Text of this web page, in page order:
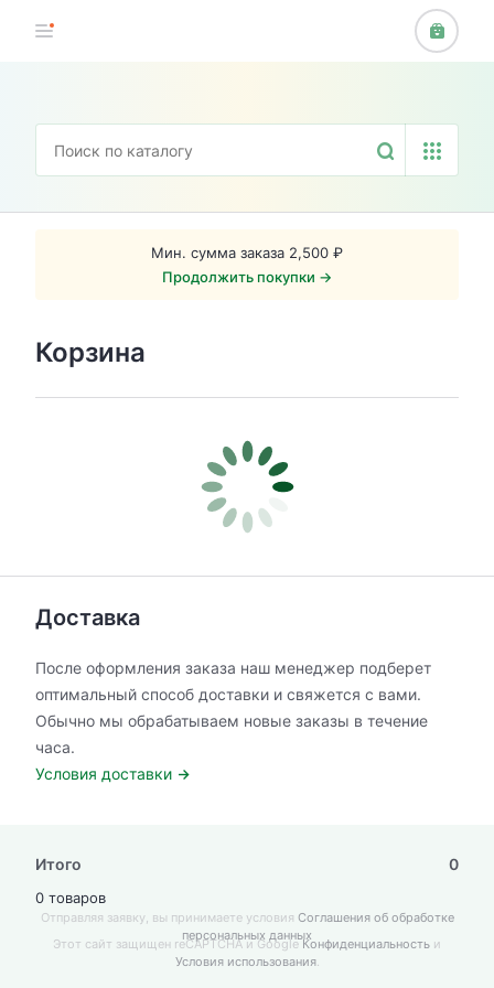
Мин. сумма заказа 2,500 ₽
Продолжить покупки →
Корзина
Доставка
После оформления заказа наш менеджер подберет
оптимальный способ доставки и свяжется с вами.
Обычно мы обрабатываем новые заказы в течение
часа.
Условия доставки
Итого 0
0 товаров
Отправляя заявку, вы принимаете условия Соглашения об обработке
персональных данных
Этот сайт защищен reCAPTCHA и GoogleКонфиденциальность и
Условия использования.